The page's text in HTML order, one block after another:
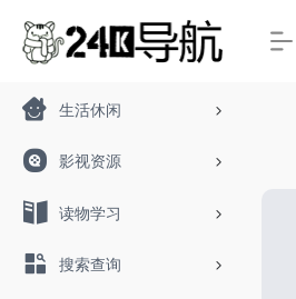
生活休闲
影视资源
读物学习
搜索查询